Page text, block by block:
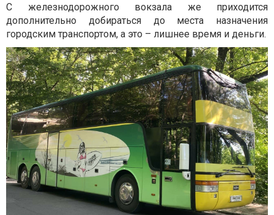
С железнодорожного вокзала же приходится
дополнительно добираться до места назначения
городским транспортом, а это – лишнее время и деньги.